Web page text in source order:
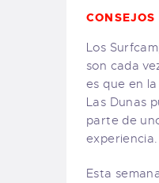
CONSEJOS
Los
son cada
es que en
Las Dunas
parte de
experiencia.
Esta